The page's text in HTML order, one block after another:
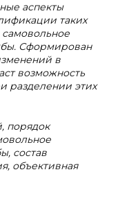
аспекты
таких
самовольное
Сформирован
в
возможность
разделении этих
порядок
состав
объективная